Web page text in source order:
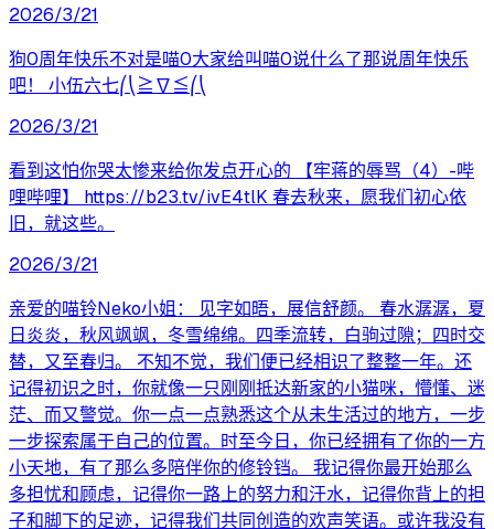
2026/3/21
狗0周年快乐不对是喵0大家给叫喵0说什么了那说周年快乐
吧！ 小伍六七⎛⎝≧∇≦⎛⎝
2026/3/21
看到这怕你哭太惨来给你发点开心的 【牢蒋的辱骂（4）-哔
哩哔哩】 https://b23.tv/ivE4tlK 春去秋来，愿我们初心依
旧，就这些。
2026/3/21
亲爱的喵铃Neko小姐： 见字如晤，展信舒颜。 春水潺潺，夏
日炎炎，秋风飒飒，冬雪绵绵。四季流转，白驹过隙；四时交
替，又至春归。 不知不觉，我们便已经相识了整整一年。还
记得初识之时，你就像一只刚刚抵达新家的小猫咪，懵懂、迷
茫、而又警觉。你一点一点熟悉这个从未生活过的地方，一步
一步探索属于自己的位置。时至今日，你已经拥有了你的一方
小天地，有了那么多陪伴你的修铃铛。 我记得你最开始那么
多担忧和顾虑，记得你一路上的努力和汗水，记得你背上的担
子和脚下的足迹，记得我们共同创造的欢声笑语。或许我没有